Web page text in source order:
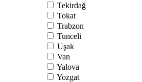
Tekirdağ
Tokat
Trabzon
Tunceli
Uşak
Van
Yalova
Yozgat